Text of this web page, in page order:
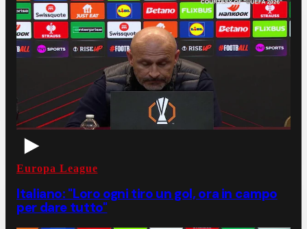
Europa League
Italiano: "Loro ogni tiro un gol, ora in campo
per dare tutto"